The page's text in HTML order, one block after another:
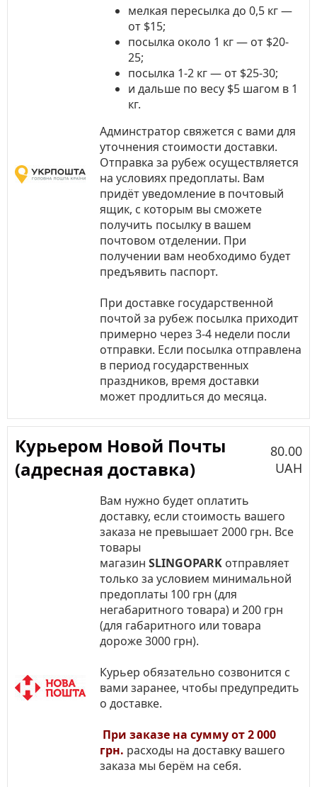
мелкая пересылка до 0,5 кг —
от $15;
посылка около 1 кг — от $20-
25;
посылка 1-2 кг — от $25-30;
и дальше по весу $5 шагом в 1
кг.
Админстратор свяжется с вами для
уточнения стоимости доставки.
Отправка за рубеж осуществляется
на условиях предоплаты. Вам
придёт уведомление в почтовый
ящик, с которым вы сможете
получить посылку в вашем
почтовом отделении. При
получении вам необходимо будет
предъявить паспорт.
При доставке государственной
почтой за рубеж посылка приходит
примерно через 3-4 недели посли
отправки. Если посылка отправлена
в период государственных
праздников, время доставки
может продлиться до месяца.
Курьером Новой Почты
(адресная доставка)
80.00
UAH
Вам нужно будет оплатить
доставку, если стоимость вашего
заказа не превышает 2000 грн. Все
товары
магазин SLINGOPARK отправляет
только за условием минимальной
предоплаты 100 грн (для
негабаритного товара) и 200 грн
(для габаритного или товара
дороже 3000 грн).
Курьер обязательно созвонится с
вами заранее, чтобы предупредить
о доставке.
При заказе на сумму от 2 000
грн. расходы на доставку вашего
заказа мы берём на себя.